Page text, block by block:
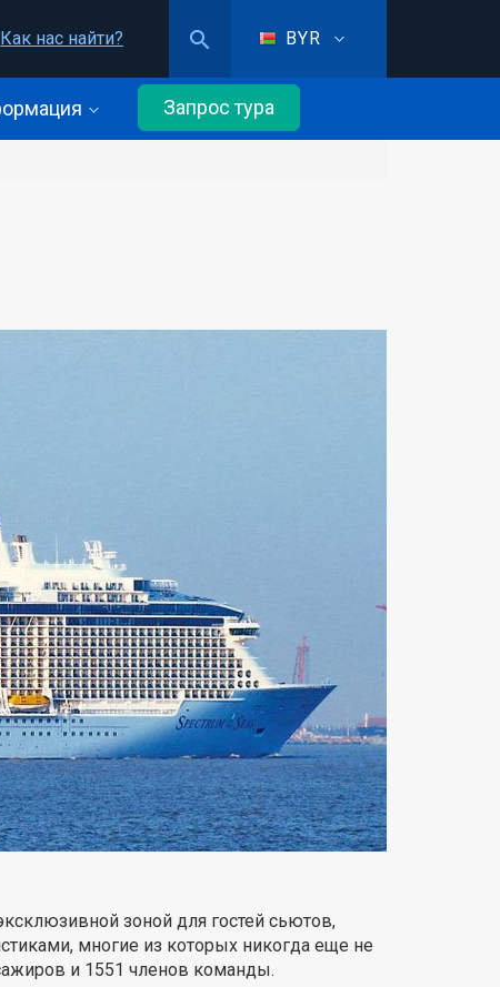
BYR
Как нас найти?
Запрос тура
зоной для гостей сьютов,
многие из которых никогда еще не
и 1551 членов команды.